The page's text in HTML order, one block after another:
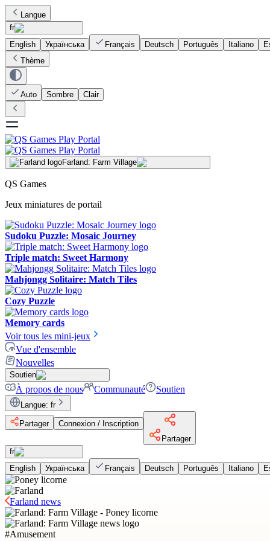
Langue
fr
English
Українська Français Deutsch Português Italiano
Thème
Auto Sombre Clair
Farland: Farm Village
QS Games
Jeux miniatures de portail
Sudoku Puzzle: Mosaic Journey
Triple match: Sweet Harmony
Mahjongg Solitaire: Match Tiles
Cozy Puzzle
Memory cards
Voir tous les mini-jeux
Vue d'ensemble
Nouvelles
Soutien
À propos de nous Communauté Soutien
Langue: fr
Partager
Connexion / Inscription
Partager
fr
English
Українська Français Deutsch Português Italiano
Farland news
#Amusement